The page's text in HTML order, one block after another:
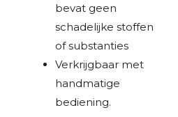
bevat geen
schadelijke stoffen
of substanties
Verkrijgbaar met
handmatige
bediening.